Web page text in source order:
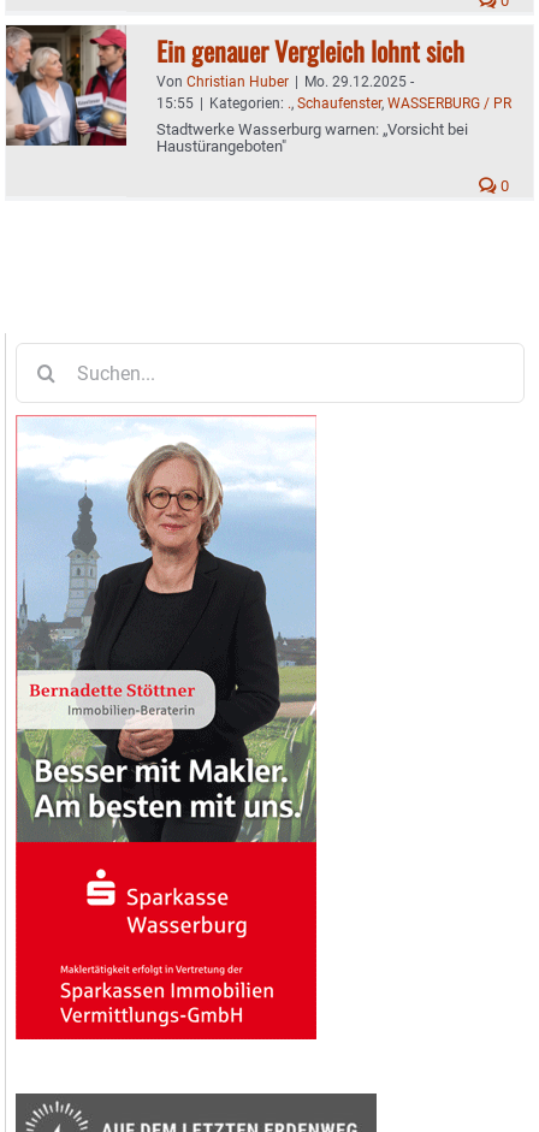
Ein genauer Vergleich lohnt sich
Von Christian Huber | Mo. 29.12.2025 -
15:55 | Kategorien: ., Schaufenster, WASSERBURG / PR
Stadtwerke Wasserburg warnen: „Vorsicht bei
Haustürangeboten"
0
nach: